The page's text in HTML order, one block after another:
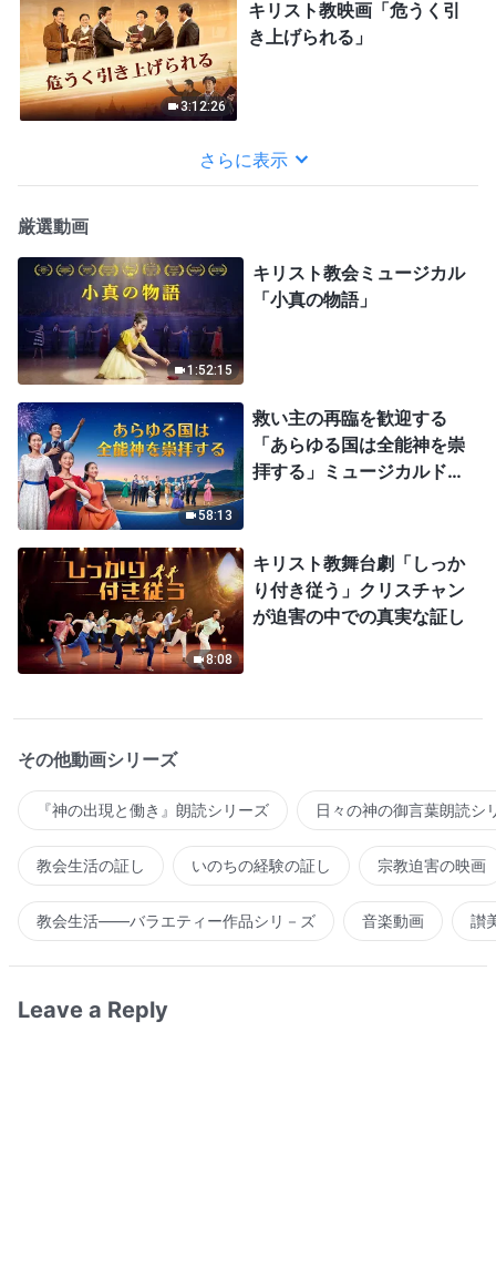
3:12:26
キリスト教映画「危うく引
き上げられる」
さらに表示
厳選動画
1:52:15
キリスト教会ミュージカル
「小真の物語」
58:13
救い主の再臨を歓迎する
「あらゆる国は全能神を崇
拝する」ミュージカルドラ
8:08
キリスト教舞台劇「しっか
り付き従う」クリスチャン
が迫害の中での真実な証し
その他動画シリーズ
『神の出現と働き』朗読シリーズ 日々の神の御言葉朗読シ
教会生活の証し いのちの経験の証し 宗教迫害の映画
教会生活――バラエティー作品シリ－ズ 音楽動画 讃
Leave a Reply